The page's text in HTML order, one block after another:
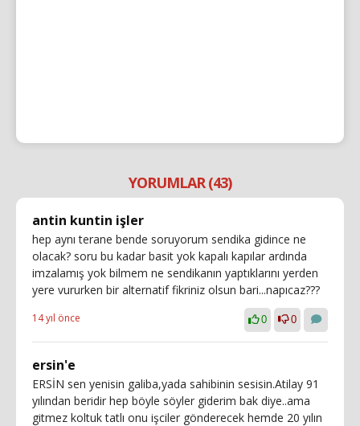
YORUMLAR (43)
antin kuntin işler
hep aynı terane bende soruyorum sendika gidince ne
olacak? soru bu kadar basit yok kapalı kapılar ardında
imzalamış yok bilmem ne sendikanın yaptıklarını yerden
yere vururken bir alternatif fikriniz olsun bari...napıcaz???
14 yıl önce 0 0
ersin'e
ERSİN sen yenisin galiba,yada sahibinin sesisin.Atilay 91
yılından beridir hep böyle söyler giderim bak diye..ama
gitmez koltuk tatlı onu işciler gönderecek hemde 20 yılın